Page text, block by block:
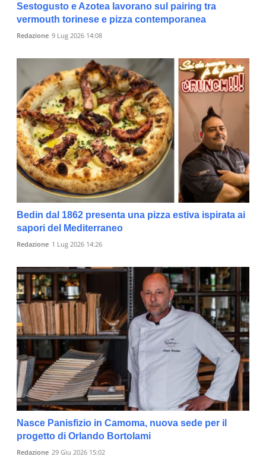
Sestogusto e Azotea lavorano sul pairing tra
vermouth torinese e pizza contemporanea
Redazione 9 Lug 2026 14:08
Bedin dal 1862 presenta una pizza estiva ispirata ai
sapori del Mediterraneo
Redazione 1 Lug 2026 14:26
Nasce Panisfizio in Camoma, nuova sede per il
progetto di Orlando Bortolami
Redazione 29 Giu 2026 15:02